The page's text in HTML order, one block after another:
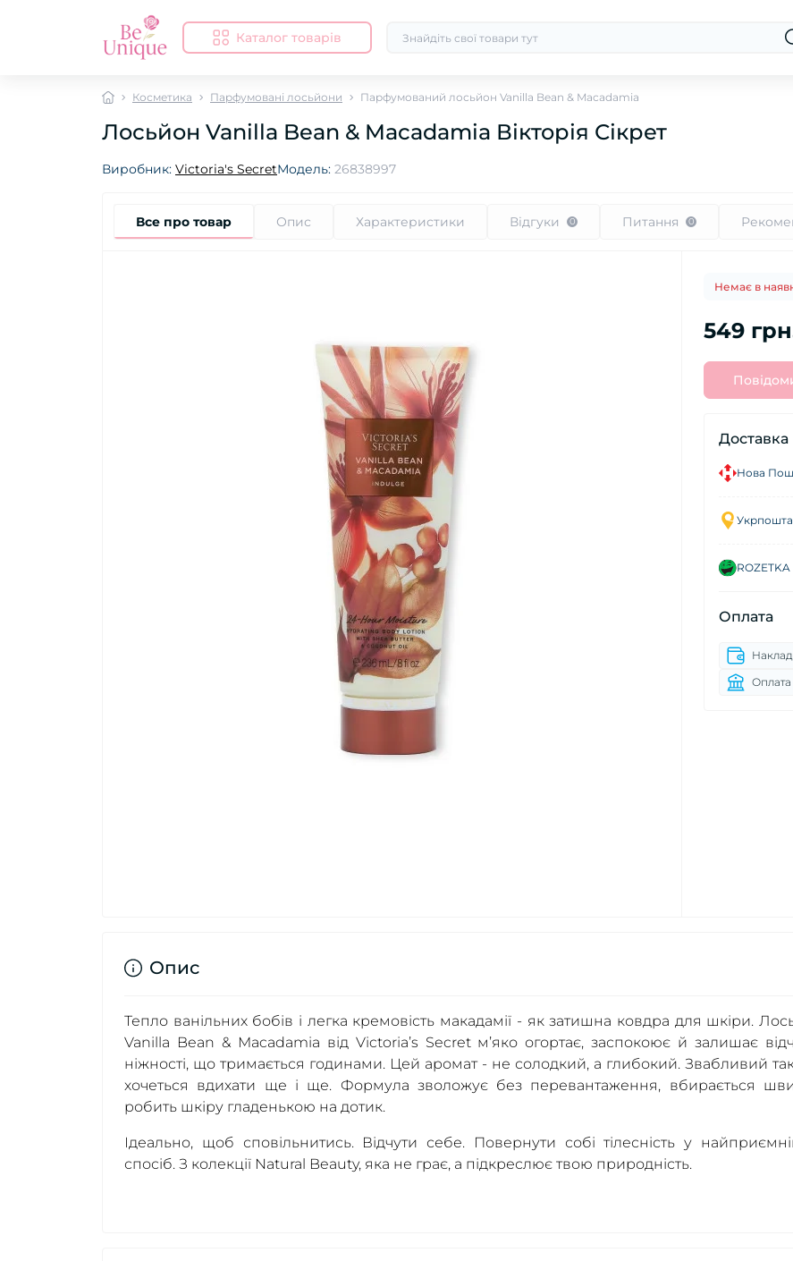
Каталог товарів
Косметика Парфумовані лосьйони Парфумований лосьйон Vanilla Bean & Macadamia
Лосьйон Vanilla Bean & Macadamia Вікторія Сікрет
Виробник: Victoria's SecretМодель: 26838997
Все про товар Опис Характеристики Відгуки 0 Питання 0
Немає в
549
Доставка
Нова
Укрпошта
Оплата
Опис
Тепло ванільних бобів і легка кремовість макадамії - як затишна ковдра для шкіри.
Vanilla Bean & Macadamia від Victoria’s Secret м’яко огортає, заспокоює й залишає
ніжності, що тримається годинами. Цей аромат - не солодкий, а глибокий. Звабливий
хочеться вдихати ще і ще. Формула зволожує без перевантаження, вбирається
робить шкіру гладенькою на дотик.
Ідеально, щоб сповільнитись. Відчути себе. Повернути собі тілесність у
спосіб. З колекції Natural Beauty, яка не грає, а підкреслює твою природність.